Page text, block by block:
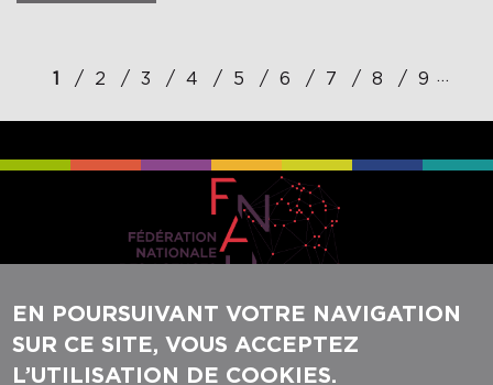
Pagination
1 2 3 4 5 6 7 8 9 …
REJOIGNEZ-NOUS SUR NOS RÉSEAUX
EN POURSUIVANT VOTRE NAVIGATION
SUR CE SITE, VOUS ACCEPTEZ
L’UTILISATION DE COOKIES.